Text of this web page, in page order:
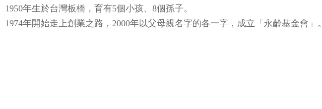
1950年生於台灣板橋，育有5個小孩、8個孫子。
1974年開始走上創業之路，2000年以父母親名字的各一字，成立「永齡基金會」。